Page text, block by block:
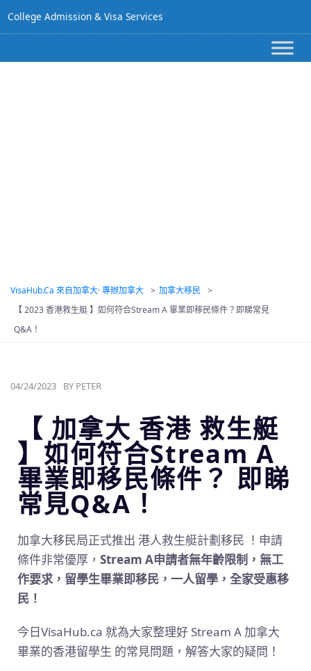
College Admission & Visa Services
VisaHub.ca 來自加拿大· 專辦加拿大 > 加拿大移民
>
【 2023 香港救生艇 】如何符合Stream A 畢業即移民條件？即睇常見
Q&A！
04/24/2023 BY PETER
【 加拿大 香港 救生艇
】如何符合Stream A
畢業即移民條件？ 即睇
常見Q&A！
加拿大移民局正式推出 港人救生艇計劃移民 ！申請
條件非常優厚， Stream A申請者無年齡限制，無工
作要求，留學生畢業即移民，一人留學，全家受惠移
民！
今日VisaHub.ca 就為大家整理好 Stream A 加拿大
畢業的香港留學生 的常見問題，解答大家的疑問！